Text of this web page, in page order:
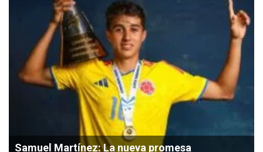
Samuel Martínez: La nueva promesa